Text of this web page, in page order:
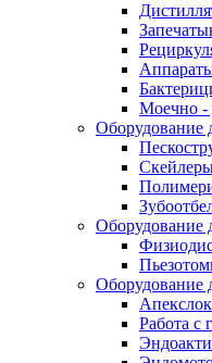
Моечно -
Оборудование
Оборудование
Оборудование
Работа с